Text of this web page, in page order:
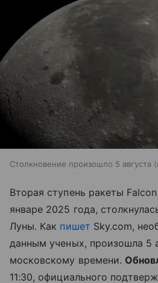
Столкновение произошло 5 августа
Вторая ступень ракеты
январе 2025 года,
Луны. Как пишет Sky.com,
данным ученых, произошла 5
московскому времени.
11:30, официального